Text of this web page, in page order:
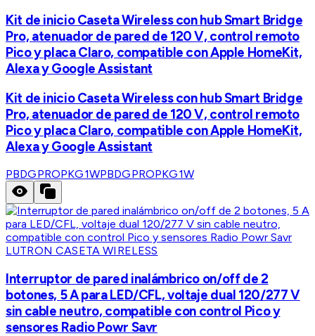
Kit de inicio Caseta Wireless con hub Smart Bridge
Pro, atenuador de pared de 120 V, control remoto
Pico y placa Claro, compatible con Apple HomeKit,
Alexa y Google Assistant
Kit de inicio Caseta Wireless con hub Smart Bridge
Pro, atenuador de pared de 120 V, control remoto
Pico y placa Claro, compatible con Apple HomeKit,
Alexa y Google Assistant
PBDGPROPKG1WPBDGPROPKG1W
LUTRON CASETA WIRELESS
Interruptor de pared inalámbrico on/off de 2
botones, 5 A para LED/CFL, voltaje dual 120/277 V
sin cable neutro, compatible con control Pico y
sensores Radio Powr Savr